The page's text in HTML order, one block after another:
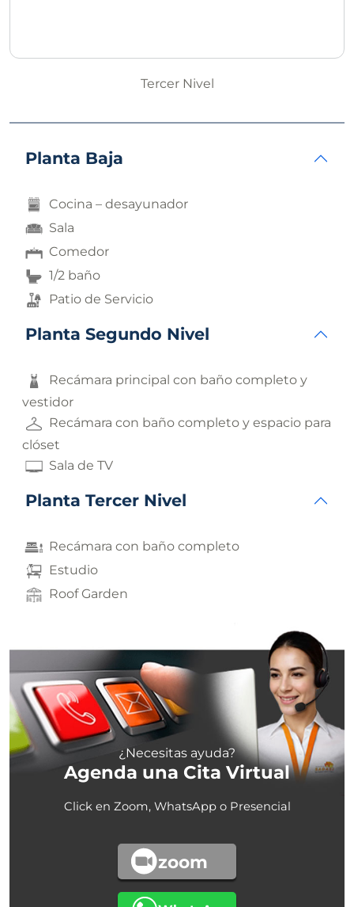
Tercer Nivel
Planta Baja
Cocina – desayunador
Sala
Comedor
1/2 baño
Patio de Servicio
Planta Segundo Nivel
Recámara principal con baño completo y
vestidor
Recámara con baño completo y espacio para
clóset
Sala de TV
Planta Tercer Nivel
Recámara con baño completo
Estudio
Roof Garden
¿Necesitas ayuda?
Agenda una Cita Virtual
Click en Zoom, WhatsApp o Presencial
zoom